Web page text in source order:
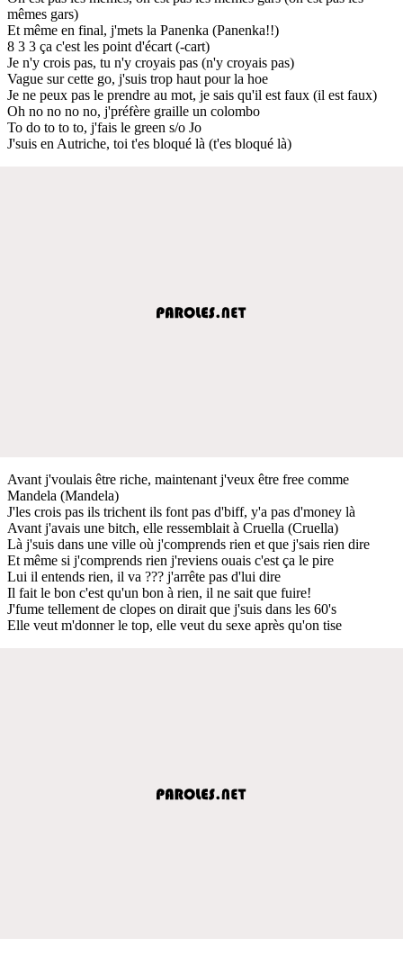
mêmes gars)
Et même en final, j'mets la Panenka (Panenka!!)
8 3 3 ça c'est les point d'écart (-cart)
Je n'y crois pas, tu n'y croyais pas (n'y croyais pas)
Vague sur cette go, j'suis trop haut pour la hoe
Je ne peux pas le prendre au mot, je sais qu'il est faux (il est faux)
Oh no no no no, j'préfère graille un colombo
To do to to to, j'fais le green s/o Jo
J'suis en Autriche, toi t'es bloqué là (t'es bloqué là)
Avant j'voulais être riche, maintenant j'veux être free comme
Mandela (Mandela)
J'les crois pas ils trichent ils font pas d'biff, y'a pas d'money là
Avant j'avais une bitch, elle ressemblait à Cruella (Cruella)
Là j'suis dans une ville où j'comprends rien et que j'sais rien dire
Et même si j'comprends rien j'reviens ouais c'est ça le pire
Lui il entends rien, il va ??? j'arrête pas d'lui dire
Il fait le bon c'est qu'un bon à rien, il ne sait que fuire!
J'fume tellement de clopes on dirait que j'suis dans les 60's
Elle veut m'donner le top, elle veut du sexe après qu'on tise